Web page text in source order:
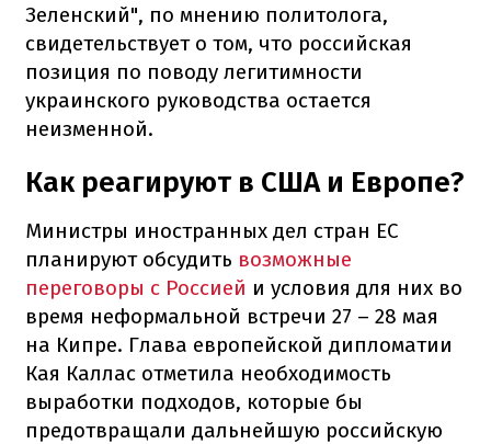
Зеленский", по мнению политолога,
свидетельствует о том, что российская
позиция по поводу легитимности
украинского руководства остается
неизменной.
Как реагируют в США и Европе?
Министры иностранных дел стран ЕС
планируют обсудить возможные
переговоры с Россией и условия для них во
время неформальной встречи 27 – 28 мая
на Кипре. Глава европейской дипломатии
Кая Каллас отметила необходимость
выработки подходов, которые бы
предотвращали дальнейшую российскую